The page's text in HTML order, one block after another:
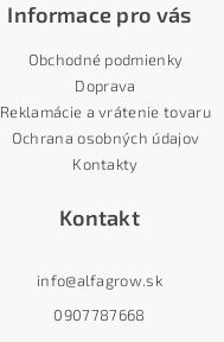
Informace pro vás
Obchodné podmienky
Doprava
Reklamácie a vrátenie tovaru
Ochrana osobných údajov
Kontakty
Kontakt
info@alfagrow.sk
0907787668